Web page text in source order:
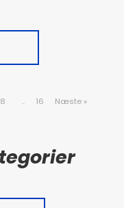
8 .. 16 Næste »